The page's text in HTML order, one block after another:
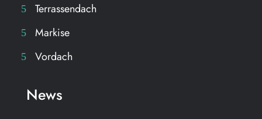
Terrassendach
Markise
Vordach
News